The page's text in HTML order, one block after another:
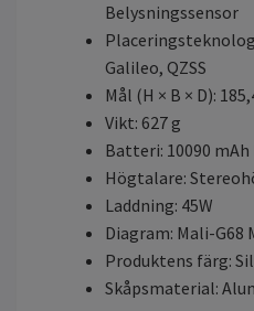
Belysningssensor
Galileo, QZSS
Mål (H × B × D):
Vikt: 627 g
Batteri: 10090 mAh
Högtalare:
Laddning: 45W
Diagram: Mali-G68
Produktens färg:
Skåpsmaterial: